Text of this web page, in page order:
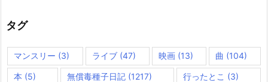
タグ
マンスリー (3) ライブ(47) 映画(13) 曲 (104)
本 (5) 無償毒種子日記 (1217) 行ったとこ (3)